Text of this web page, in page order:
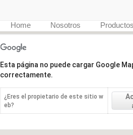
Home Nosotros Productos
Esta página no puede cargar Google
correctamente.
¿Eres el propietario de este sitio w
eb?